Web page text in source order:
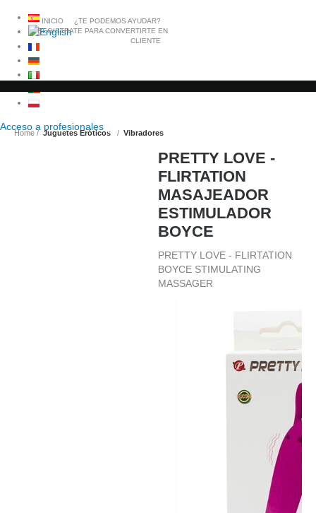
Acceso a profesionales
INICIO
¿TE PODEMOS AYUDAR?
REGISTRATE PARA CONVERTIRTE EN
CLIENTE
Home Juguetes Eróticos Vibradores
PRETTY LOVE -
FLIRTATION
MASAJEADOR
ESTIMULADOR
BOYCE
PRETTY LOVE - FLIRTATION
BOYCE STIMULATING
MASSAGER